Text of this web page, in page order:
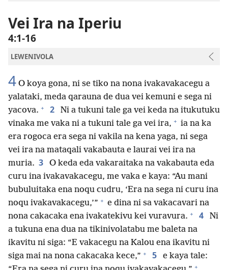
Vei Ira na Iperiu
4:1-16
LEWENIVOLA
4 O koya gona, ni se tiko na nona ivakavakacegu a
yalataki, meda qarauna de dua vei kemuni e sega ni
yacova. + 2
Ni a tukuni tale ga vei keda na itukutuku
vinaka me vaka ni a tukuni tale ga vei ira, + ia na ka
era rogoca era sega ni vakila na kena yaga, ni sega
vei ira na mataqali vakabauta e laurai vei ira na
muria. 3
O keda eda vakaraitaka na vakabauta eda
curu ina ivakavakacegu, me vaka e kaya: “Au mani
bubuluitaka ena noqu cudru, ‘Era na sega ni curu ina
noqu ivakavakacegu,’” + e dina ni sa vakacavari na
nona cakacaka ena ivakatekivu kei vuravura. + 4
Ni
a tukuna ena dua na tikinivolatabu me baleta na
ikavitu ni siga: “E vakacegu na Kalou ena ikavitu ni
siga mai na nona cakacaka kece,” + 5
e kaya tale:
+